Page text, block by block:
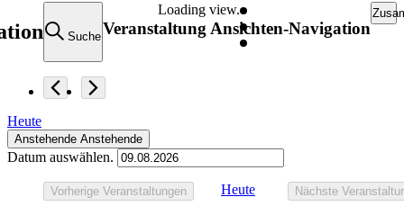
Loading view.
SucheVeranstaltung Ansichten-Navigation
Heute
Anstehende Anstehende
Datum auswählen.
Vorherige Veranstaltungen Heute Nächste